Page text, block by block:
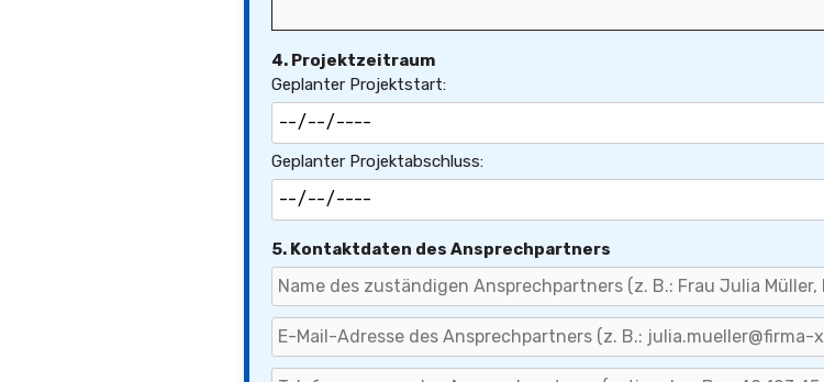
4. Projektzeitraum
Geplanter Projektstart:
Geplanter Projektabschluss:
5. Kontaktdaten des Ansprechpartners